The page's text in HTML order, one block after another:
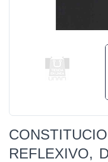
REFLEXIVO,